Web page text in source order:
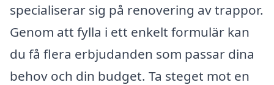
specialiserar sig på renovering av trappor.
Genom att fylla i ett enkelt formulär kan
du få flera erbjudanden som passar dina
behov och din budget. Ta steget mot en